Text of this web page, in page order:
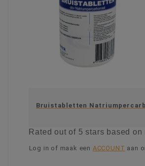
Bruistabletten
Ratedout of 5 stars based on
Log in of maak een ACCOUNT aan